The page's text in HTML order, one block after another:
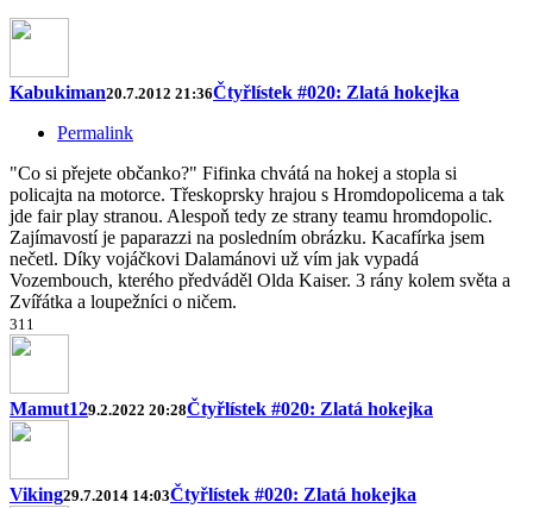
Kabukiman20.7.2012 21:36Čtyřlístek #020: Zlatá hokejka
Permalink
"Co si přejete občanko?" Fifinka chvátá na hokej a stopla si
policajta na motorce. Třeskoprsky hrajou s Hromdopolicema a tak
jde fair play stranou. Alespoň tedy ze strany teamu hromdopolic.
Zajímavostí je paparazzi na posledním obrázku. Kacafírka jsem
nečetl. Díky vojáčkovi Dalamánovi už vím jak vypadá
Vozembouch, kterého předváděl Olda Kaiser. 3 rány kolem světa a
Zvířátka a loupežníci o ničem.
311
Mamut129.2.2022 20:28Čtyřlístek #020: Zlatá hokejka
Viking29.7.2014 14:03Čtyřlístek #020: Zlatá hokejka